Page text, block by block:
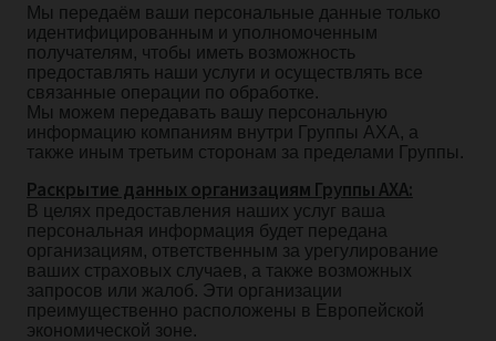
Мы передаём ваши персональные данные только
идентифицированным и уполномоченным
получателям, чтобы иметь возможность
предоставлять наши услуги и осуществлять все
связанные операции по обработке.
Мы можем передавать вашу персональную
информацию компаниям внутри Группы AXA, а
также иным третьим сторонам за пределами Группы.
Раскрытие данных организациям Группы AXA:
В целях предоставления наших услуг ваша
персональная информация будет передана
организациям, ответственным за урегулирование
ваших страховых случаев, а также возможных
запросов или жалоб. Эти организации
преимущественно расположены в Европейской
экономической зоне.